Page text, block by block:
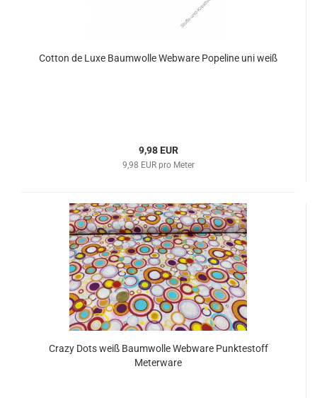
Cotton de Luxe Baumwolle Webware Popeline uni weiß
9,98 EUR
9,98 EUR pro Meter
Crazy Dots weiß Baumwolle Webware Punktestoff
Meterware